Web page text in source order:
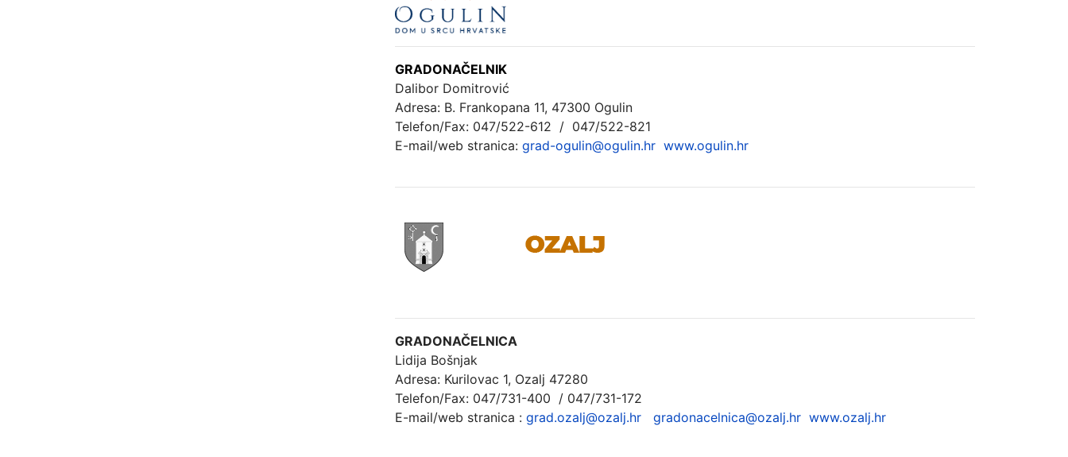
GRADONAČELNIK
Dalibor Domitrović
Adresa: B. Frankopana 11, 47300 Ogulin
Telefon/Fax: 047/522-612 / 047/522-821
E-mail/web stranica: grad-ogulin@ogulin.hr www.ogulin.hr
GRADONAČELNICA
Lidija Bošnjak
Adresa: Kurilovac 1, Ozalj 47280
Telefon/Fax: 047/731-400 / 047/731-172
E-mail/web stranica : grad.ozalj@ozalj.hr gradonacelnica@ozalj.hr www.ozalj.hr